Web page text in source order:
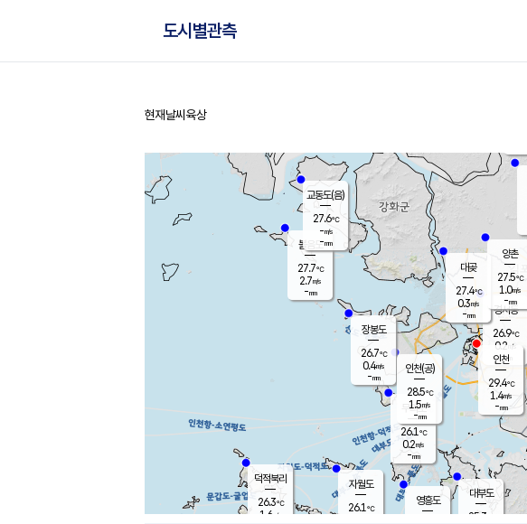
도시별관측
홈
현재날씨 육상
무의도
26.1℃
0.2m/s
-mm
영흥도
볼음도
27.7℃
2.7m/s
-mm
자월도
26.1℃
장봉도
26.7℃
0.4m/s
-mm
대부도
25.3
경서동
26.9℃
0.2 m/s
-mm
대곶
27.4℃
0.3m/s
-mm
양촌
27.5℃
1.0m/s
-mm
덕적북리
26.3℃
1.6 m/s
인천(공)
28.5℃
1.5m/s
-mm
교동도(음)
27.6℃
-m/s
-mm
인천
29.4℃
1.4m/s
-mm